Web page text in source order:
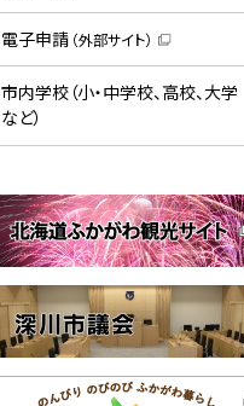
き
）
ウ
き
ま
す
電子申請 （外部サイト）
新
規
ウ
ン
で
開
き
ま
す
市内学校（小・中学校、高校、大学
など）